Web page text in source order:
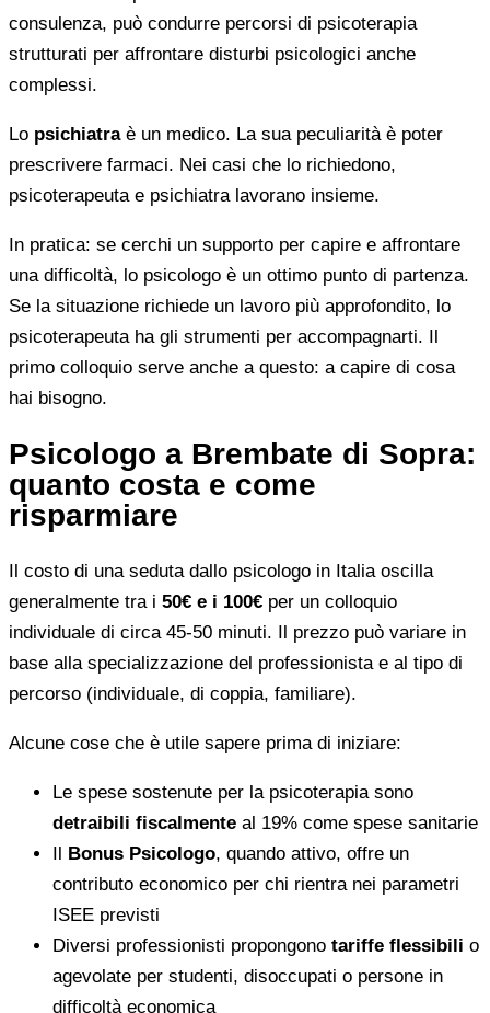
consulenza, può condurre percorsi di psicoterapia
strutturati per affrontare disturbi psicologici anche
complessi.
Lo psichiatraè un medico. La sua peculiarità è poter
prescrivere farmaci. Nei casi che lo richiedono,
psicoterapeuta e psichiatra lavorano insieme.
In pratica: se cerchi un supporto per capire e affrontare
una difficoltà, lo psicologo è un ottimo punto di partenza.
Se la situazione richiede un lavoro più approfondito, lo
psicoterapeuta ha gli strumenti per accompagnarti. Il
primo colloquio serve anche a questo: a capire di cosa
hai bisogno.
Psicologo a Brembate di Sopra:
quanto costa e come
risparmiare
Il costo di una seduta dallo psicologo in Italia oscilla
generalmente tra i 50€ e i 100€ per un colloquio
individuale di circa 45-50 minuti. Il prezzo può variare in
base alla specializzazione del professionista e al tipo di
percorso (individuale, di coppia, familiare).
Alcune cose che è utile sapere prima di iniziare:
Le spese sostenute per la psicoterapia sono
detraibili fiscalmente al 19% come spese sanitarie
Il Bonus Psicologo, quando attivo, offre un
contributo economico per chi rientra nei parametri
ISEE previsti
Diversi professionisti propongono tariffe flessibili o
agevolate per studenti, disoccupati o persone in
difficoltà economica